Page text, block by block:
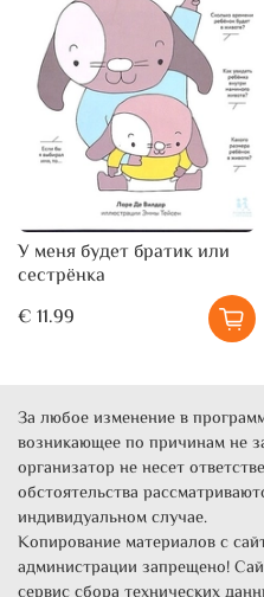
У меня будет братик или
сестрёнка
€ 11.99
За любое изменение в
возникающее по причинам не
организатор не несет
обстоятельства
индивидуальном случае.
Копирование материалов с
администрации запрещено!